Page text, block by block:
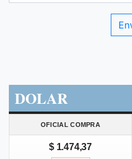
DOLAR
OFICIAL COMPRA
$ 1.474,37